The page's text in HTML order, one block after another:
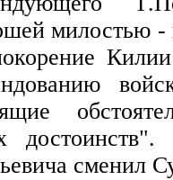
милостью -
сменил